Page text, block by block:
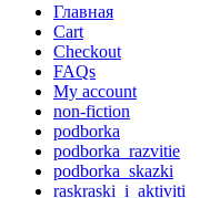
Главная
Cart
Checkout
FAQs
My account
non-fiction
podborka
podborka_razvitie
podborka_skazki
raskraski_i_aktiviti